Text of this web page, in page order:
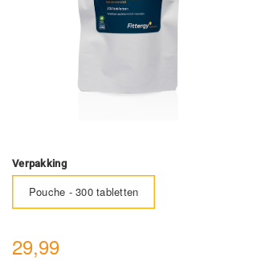
Verpakking
Pouche - 300 tabletten
29,99